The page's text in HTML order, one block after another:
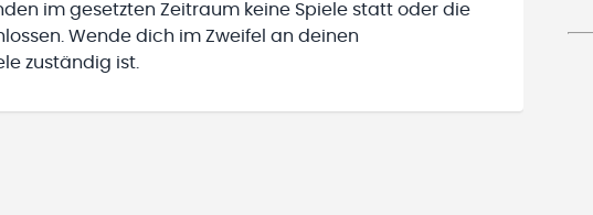
im gesetzten Zeitraum keine Spiele statt oder die
Wende dich im Zweifel an deinen
zuständig ist.